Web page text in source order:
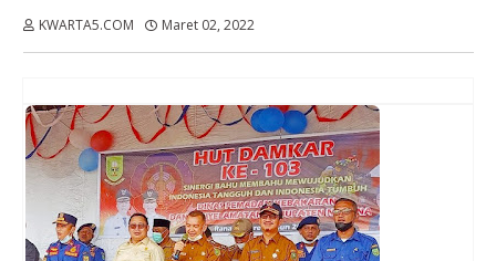
KWARTA5.COM Maret 02, 2022